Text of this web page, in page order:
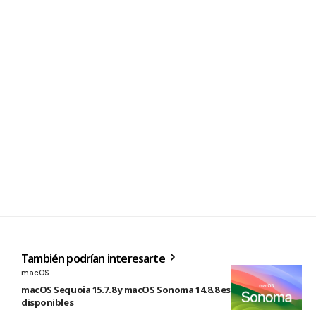
También podrían interesarte
macOS
macOS Sequoia 15.7.8 y macOS Sonoma 14.8.8 están
disponibles